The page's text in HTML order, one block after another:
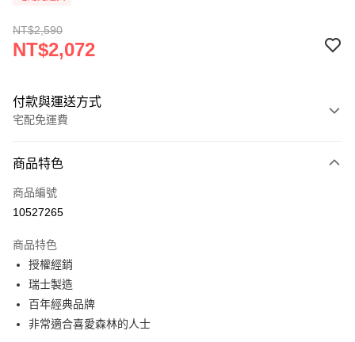
NT$2,590
NT$2,072
付款與運送方式
宅配免運費
icash Pay
信用卡一次付款
3 期 0 利率 每期
合作金庫商業銀行
華南商業銀行
國泰世華商業銀行
6 期 0 利率 每期
合作金庫商業銀行
華南商業銀行
12 期 0 利率 每期
合作金庫商業銀行
數位禮券
商品特色
商品編號
10527265
商品特色
授權經銷
瑞士製造
百年經典品牌
非常適合喜愛森林的人士